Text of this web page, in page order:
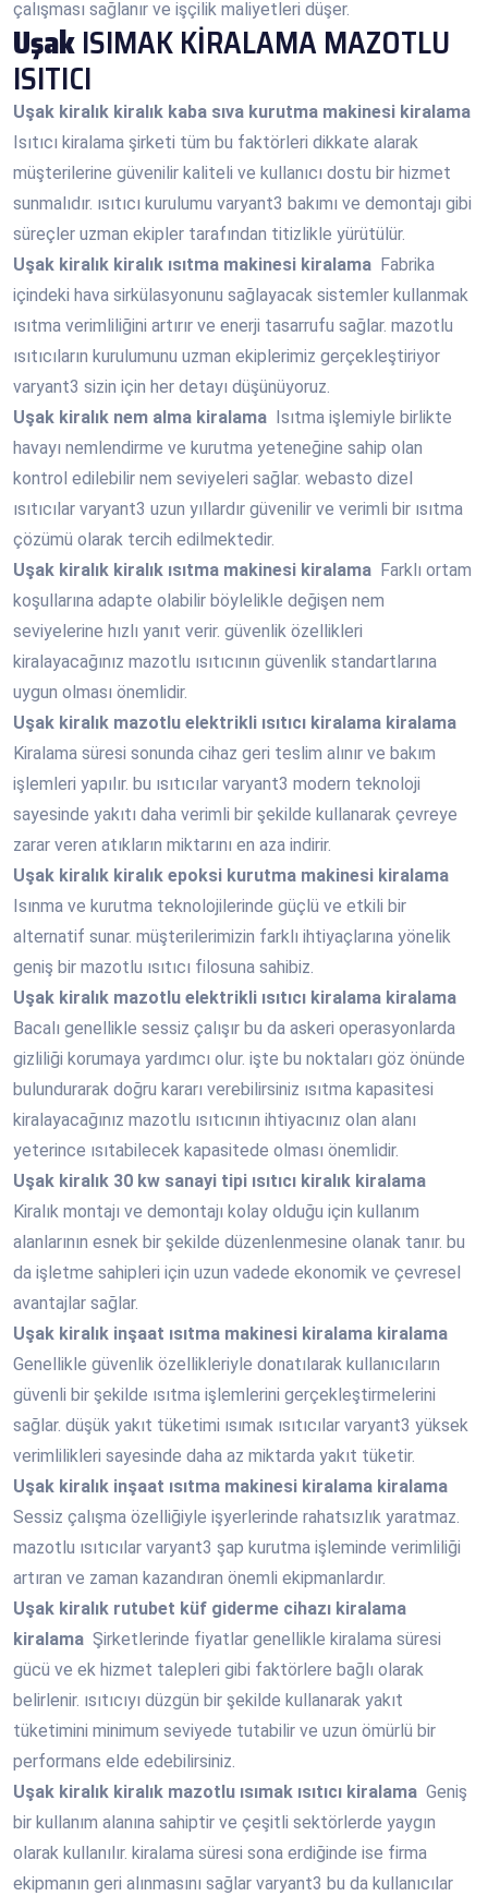
çalışması sağlanır ve işçilik maliyetleri düşer.
UşakISIMAK KİRALAMA MAZOTLU
ISITICI
Uşak kiralık kiralık kaba sıva kurutma makinesi kiralama
Isıtıcı kiralama şirketi tüm bu faktörleri dikkate alarak
müşterilerine güvenilir kaliteli ve kullanıcı dostu bir hizmet
sunmalıdır. ısıtıcı kurulumu varyant3 bakımı ve demontajı gibi
süreçler uzman ekipler tarafından titizlikle yürütülür.
Uşak kiralık kiralık ısıtma makinesi kiralama Fabrika
içindeki hava sirkülasyonunu sağlayacak sistemler kullanmak
ısıtma verimliliğini artırır ve enerji tasarrufu sağlar. mazotlu
ısıtıcıların kurulumunu uzman ekiplerimiz gerçekleştiriyor
varyant3 sizin için her detayı düşünüyoruz.
Uşak kiralık nem alma kiralama Isıtma işlemiyle birlikte
havayı nemlendirme ve kurutma yeteneğine sahip olan
kontrol edilebilir nem seviyeleri sağlar. webasto dizel
ısıtıcılar varyant3 uzun yıllardır güvenilir ve verimli bir ısıtma
çözümü olarak tercih edilmektedir.
Uşak kiralık kiralık ısıtma makinesi kiralama Farklı ortam
koşullarına adapte olabilir böylelikle değişen nem
seviyelerine hızlı yanıt verir. güvenlik özellikleri
kiralayacağınız mazotlu ısıtıcının güvenlik standartlarına
uygun olması önemlidir.
Uşak kiralık mazotlu elektrikli ısıtıcı kiralama kiralama
Kiralama süresi sonunda cihaz geri teslim alınır ve bakım
işlemleri yapılır. bu ısıtıcılar varyant3 modern teknoloji
sayesinde yakıtı daha verimli bir şekilde kullanarak çevreye
zarar veren atıkların miktarını en aza indirir.
Uşak kiralık kiralık epoksi kurutma makinesi kiralama
Isınma ve kurutma teknolojilerinde güçlü ve etkili bir
alternatif sunar. müşterilerimizin farklı ihtiyaçlarına yönelik
geniş bir mazotlu ısıtıcı filosuna sahibiz.
Uşak kiralık mazotlu elektrikli ısıtıcı kiralama kiralama
Bacalı genellikle sessiz çalışır bu da askeri operasyonlarda
gizliliği korumaya yardımcı olur. işte bu noktaları göz önünde
bulundurarak doğru kararı verebilirsiniz ısıtma kapasitesi
kiralayacağınız mazotlu ısıtıcının ihtiyacınız olan alanı
yeterince ısıtabilecek kapasitede olması önemlidir.
Uşak kiralık 30 kw sanayi tipi ısıtıcı kiralık kiralama
Kiralık montajı ve demontajı kolay olduğu için kullanım
alanlarının esnek bir şekilde düzenlenmesine olanak tanır. bu
da işletme sahipleri için uzun vadede ekonomik ve çevresel
avantajlar sağlar.
Uşak kiralık inşaat ısıtma makinesi kiralama kiralama
Genellikle güvenlik özellikleriyle donatılarak kullanıcıların
güvenli bir şekilde ısıtma işlemlerini gerçekleştirmelerini
sağlar. düşük yakıt tüketimi ısımak ısıtıcılar varyant3 yüksek
verimlilikleri sayesinde daha az miktarda yakıt tüketir.
Uşak kiralık inşaat ısıtma makinesi kiralama kiralama
Sessiz çalışma özelliğiyle işyerlerinde rahatsızlık yaratmaz.
mazotlu ısıtıcılar varyant3 şap kurutma işleminde verimliliği
artıran ve zaman kazandıran önemli ekipmanlardır.
Uşak kiralık rutubet küf giderme cihazı kiralama
kiralama Şirketlerinde fiyatlar genellikle kiralama süresi
gücü ve ek hizmet talepleri gibi faktörlere bağlı olarak
belirlenir. ısıtıcıyı düzgün bir şekilde kullanarak yakıt
tüketimini minimum seviyede tutabilir ve uzun ömürlü bir
performans elde edebilirsiniz.
Uşak kiralık kiralık mazotlu ısımak ısıtıcı kiralama Geniş
bir kullanım alanına sahiptir ve çeşitli sektörlerde yaygın
olarak kullanılır. kiralama süresi sona erdiğinde ise firma
ekipmanın geri alınmasını sağlar varyant3 bu da kullanıcılar